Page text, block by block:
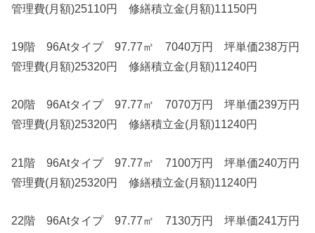
管理費(月額)25110円 修繕積立金(月額)11150円
19階 96Atタイプ 97.77㎡ 7040万円 坪単価238万円
管理費(月額)25320円 修繕積立金(月額)11240円
20階 96Atタイプ 97.77㎡ 7070万円 坪単価239万円
管理費(月額)25320円 修繕積立金(月額)11240円
21階 96Atタイプ 97.77㎡ 7100万円 坪単価240万円
管理費(月額)25320円 修繕積立金(月額)11240円
22階 96Atタイプ 97.77㎡ 7130万円 坪単価241万円